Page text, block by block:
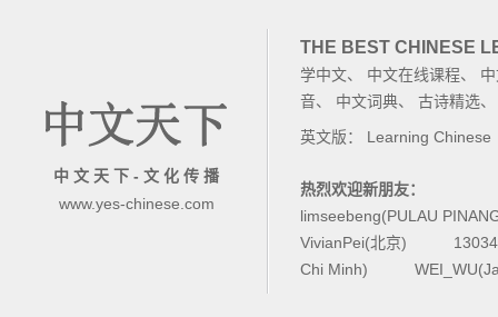
中 文 天 下 - 文 化 传 播
www.yes-chinese.com
THE BEST CHINESE
学中文、 中文在线课程、
音、 中文词典、 古诗精选
英文版： Learning Chinese
热烈欢迎新朋友：
limseebeng(PULAU
VivianPei(北京)
Chi Minh)